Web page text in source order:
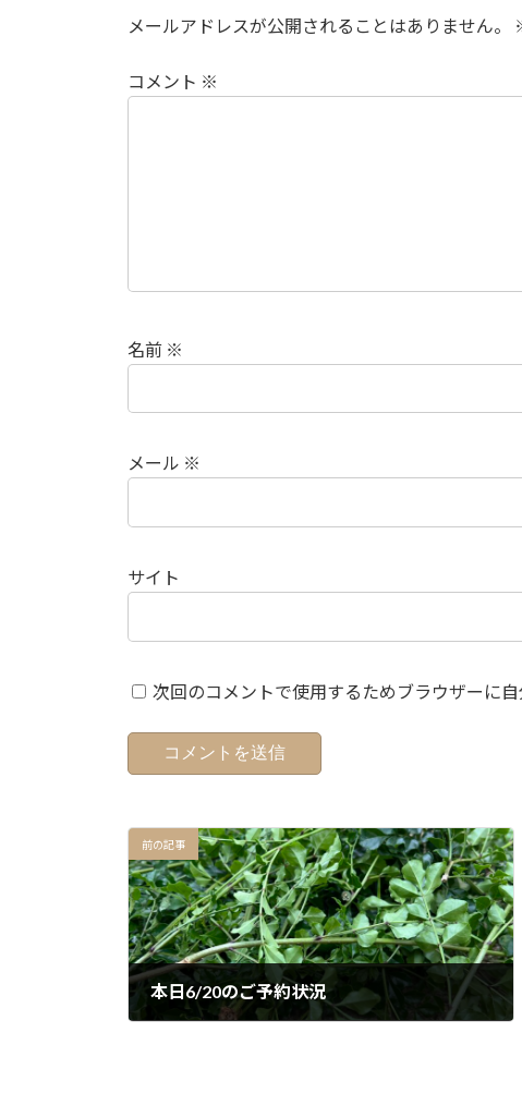
メールアドレスが公開されることはありません。
コメント ※
名前 ※
メール ※
サイト
次回のコメントで使用するためブラウザーに
前の記事
本日6/20のご予約状況